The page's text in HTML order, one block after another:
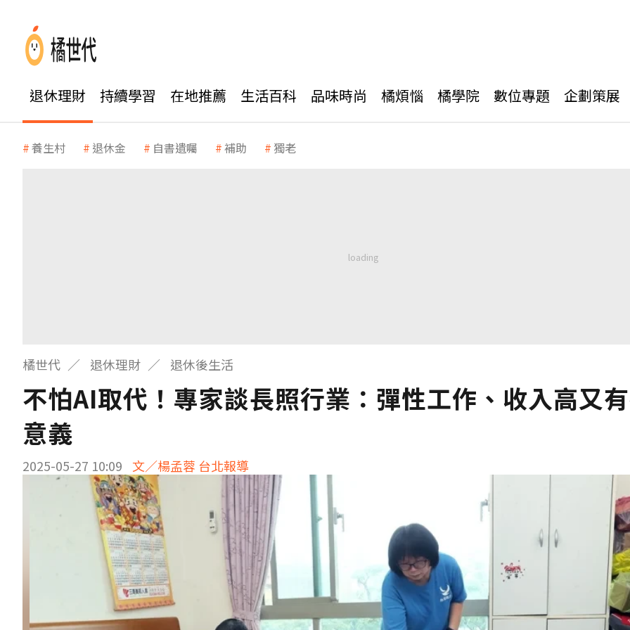
退休理財 持續學習 在地推薦 生活百科 品味時尚 橘煩惱 橘學院 數位專題 企劃策展
養生村 退休金 自書遺囑 補助 獨老
橘世代 退休理財 退休後生活
不怕AI取代！專家談長照行業：彈性工作、收入高又
意義
2025-05-27 10:09 文／楊孟蓉 台北報導